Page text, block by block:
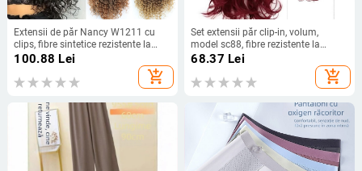
Extensii de păr Nancy W1211 cu
clips, fibre sintetice rezistente la
temperatură, volum, pot fi vopsite și
100.88 Lei
add_shopping_cart
Set extensii păr clip-in, volum,
model sc88, fibre rezistente la
temperatură înaltă, lungime șuviță
68.37 Lei
add_shopping_cart